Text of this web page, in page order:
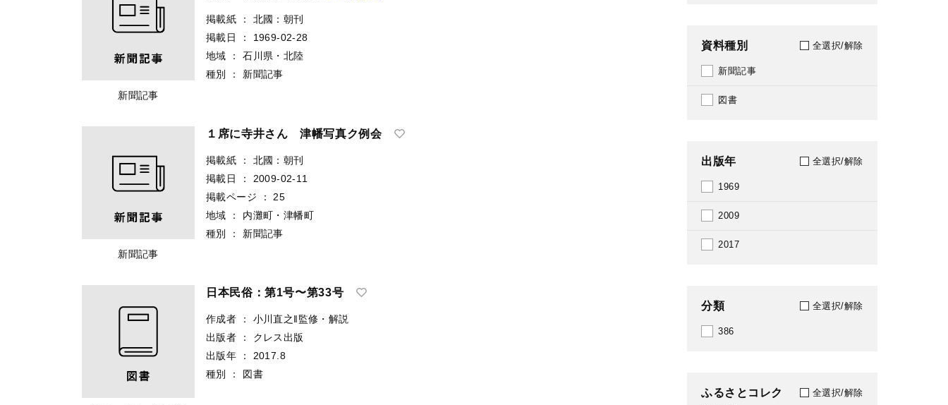
新聞記事
掲載紙 ：
北國：朝刊
掲載日
：
1969-02-28
地域
：
石川県・北陸
種別
： 新聞記事
新聞記事
１席に寺井さん 津幡写真ク例会
掲載紙 ：
北國：朝刊
掲載日
：
2009-02-11
掲載ページ
：
25
地域
：
内灘町・津幡町
種別
： 新聞記事
日本民俗：第1号〜第33号
作成者 ：
小川直之‖監修・解説
出版者
：
クレス出版
出版年
：
2017.8
種別
： 図書
資料種別 全選択/解除
新聞記事
図書
出版年 全選択/解除
1969
2009
2017
分類 全選択/解除
386
ふるさとコレク
全選択/解除